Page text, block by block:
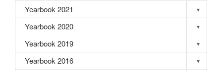
Yearbook 2021
▾
Toggle
Yearbook 2020 ▾
Toggle
Yearbook 2019 ▾
Toggle
Yearbook 2016 ▾
Toggle